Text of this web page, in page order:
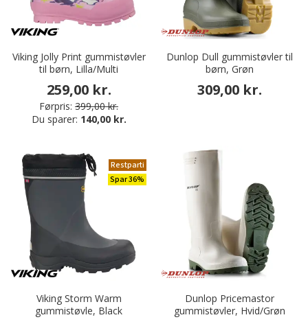
Viking Jolly Print gummistøvler
til børn, Lilla/Multi
259,00 kr.
Førpris: 399,00 kr.
Du sparer: 140,00 kr.
Dunlop Dull gummistøvler til
børn, Grøn
309,00 kr.
Restparti
Spar 36%
Viking Storm Warm
gummistøvle, Black
Dunlop Pricemastor
gummistøvler, Hvid/Grøn